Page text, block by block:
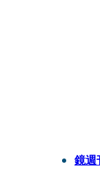
鏡週